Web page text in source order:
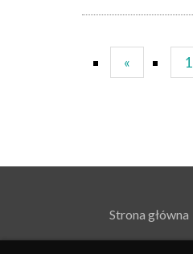
« 1
Strona główna